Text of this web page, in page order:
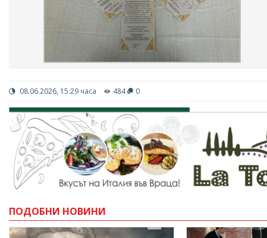
08.06.2026, 15:29 часа 484 0
ПОДОБНИ НОВИНИ